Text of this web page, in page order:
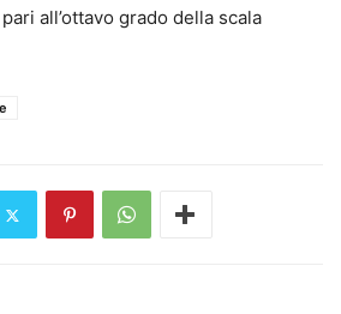
all’ottavo grado della scala